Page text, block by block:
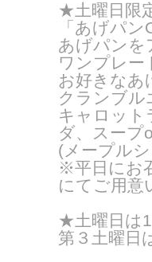
★土曜日限
「あげパ
あげパンを
ワンプレー
お好きなあ
クランブル
キャロット
ダ、スープ
(メープル
※平日にお
にてご用意
★土曜日は
第３土曜日